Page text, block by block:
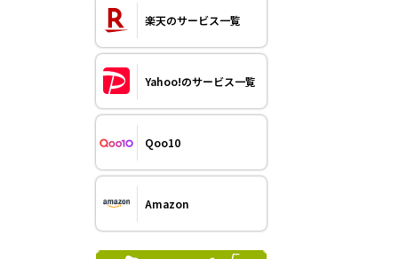
楽天のサービス一覧
Yahoo!のサービス一覧
Qoo10
Amazon